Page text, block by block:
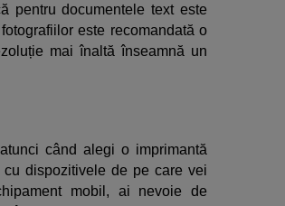
pentru documentele text este
este recomandată o
mai înaltă înseamnă un
când alegi o imprimantă
dispozitivele de pe care vei
mobil, ai nevoie de